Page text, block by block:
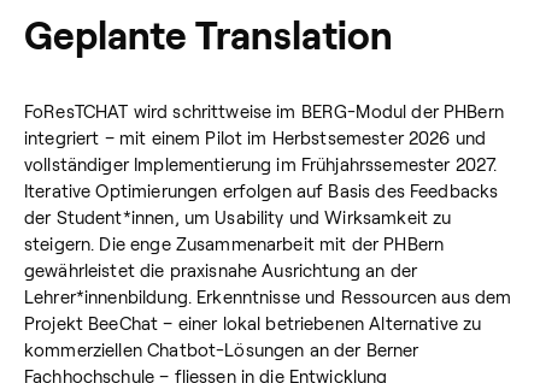
Geplante Translation
FoResTCHAT wird schrittweise im BERG-Modul der PHBern
integriert – mit einem Pilot im Herbstsemester 2026 und
vollständiger Implementierung im Frühjahrssemester 2027.
Iterative Optimierungen erfolgen auf Basis des Feedbacks
der Student*innen, um Usability und Wirksamkeit zu
steigern. Die enge Zusammenarbeit mit der PHBern
gewährleistet die praxisnahe Ausrichtung an der
Lehrer*innenbildung. Erkenntnisse und Ressourcen aus dem
Projekt BeeChat – einer lokal betriebenen Alternative zu
kommerziellen Chatbot-Lösungen an der Berner
Fachhochschule – fliessen in die Entwicklung